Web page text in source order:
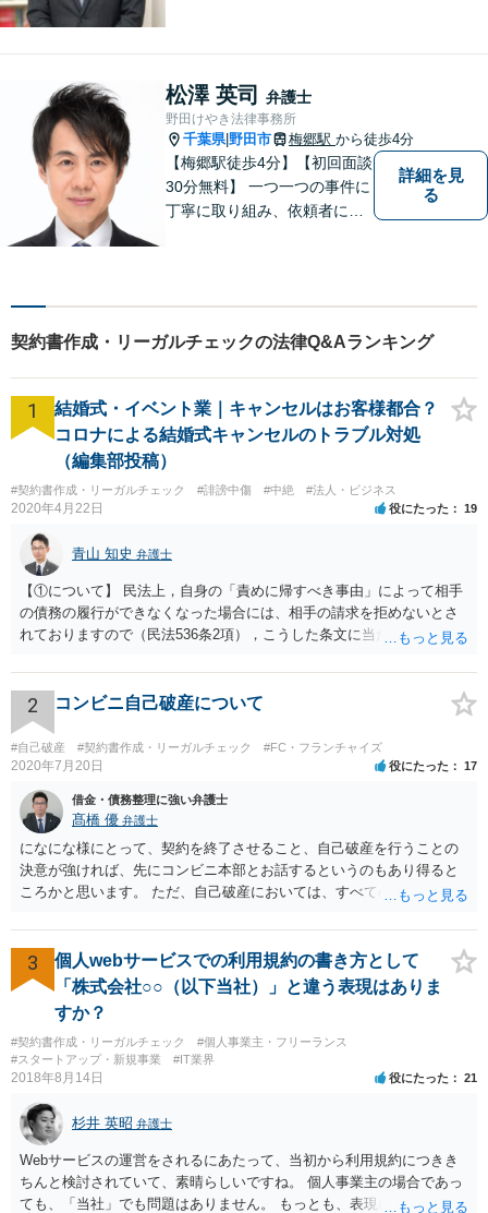
明確に判断をお示しし、問題
解決をサポートさせていただ
きますので、是非ご相談くだ
さい。
松澤 英司 弁護士
野田けやき法律事務所
千葉県| 野田市 梅郷駅 から徒歩4分
【梅郷駅徒歩4分】【初回面談
30分無料】 一つ一つの事件に
丁寧に取り組み、依頼者にと
す。
詳細を見
る
契約書作成・リーガルチェックの法律Q&Aランキング
1
結婚式・イベント業｜キャンセルはお客様都合？
コロナによる結婚式キャンセルのトラブル対処
（編集部投稿）
#契約書作成・リーガルチェック #誹謗中傷 #中絶 #法人・ビジネス
2020年4月22日 役にたった 19
青山 知史 弁護士
【①について】 民法上，自身の「責めに帰すべき事由」によって相手
の債務の履行ができなくなった場合には、相手の請求を拒めないとさ
れておりますので（民法536条2項），こうした条文に当たるかが問題
現在の各宣言や要請は，強制力のあるものではなく，震災等で対象施
設が滅失してしまった場合と異なり，挙式等自体が物理的に不可能に
なったとまではいえないかと思われます。こうした中で，顧客の判断
でキャンセルを申し出たとすれば，形式的には顧客側に帰責性があっ
たといえる可能性は考えられます。 一方で，実質的に考えた場合，集
会に供する施設等については，営業自粛を要請されているところ，結
婚式場等の施設についても，解釈によっては集会に供する施設の1つと
して，休止要請の対象と考える余地はあるかと思われます。 こうした
解釈を採った場合，強制力はないまでも，事実上挙式等の実施が困難
となる外部的要因があったとして，顧客の「責めに帰すべき事由」が
あるとまではいえず，結婚式場等からの請求が認められない可能性は
に全額の請求が不可能となっても，これまでに生じた費用や打合せ相
当分の報酬の範囲であれば，中途終了時の委任事務への報酬請求や不
当利得返還請求として，支払いを求められる可能性はあるかと思われ
ます（民法648条3項、703条等）。 【②について】 請求に応じてもら
えない場合，基本的には代理人を介した交渉や，法的手続きを取るこ
とになります。 もっとも，上述したように，全額の請求は，必ずしも
わず，協議によって適切な範囲での支払いに関する合意を目指す方が
良いかと思われます。 【③について】 事実か否かにかかわらず，相手
の社会的評価を損なうような投稿であれば，名誉毀損となり得ます。
こうした場合，プロバイダ等を通じて投稿の削除を求めたり，また
は，発信者自身の情報の開示を受けた上で，発進した当人に対する損
2 コンビニ自己破産について
#自己破産 #契約書作成・リーガルチェック #FC・フランチャイズ
2020年7月20日 役にたった 17
借金・債務整理に強い弁護士
髙橋 優 弁護士
になにな様にとって、契約を終了させること、自己破産を行うことの
決意が強ければ、先にコンビニ本部とお話するというのもあり得ると
ころかと思います。 ただ、自己破産においては、すべての債権者を公
扱うことが出来ないという点や財産の移転内容や時期によっては取り
戻す必要が出てくる等一定のリスクもございますので、もし契約を継
続するという選択肢がおありであれば、先に自己破産の相談というの
が適切かと思われます。 契約解約のご意思が固いところであれば、リ
スクを踏まえて進むしかないかと思いますので、本部との話が先であ
っても問題ないかと思います。
3
個人webサービスでの利用規約の書き方として
「株式会社○○（以下当社）」と違う表現はありま
すか？
#契約書作成・リーガルチェック
#個人事業主・フリーランス
#スタートアップ・新規事業
#IT業界
2018年8月14日 役にたった 21
杉井 英昭 弁護士
Webサービスの運営をされるにあたって、当初から利用規約につきき
ちんと検討されていて、素晴らしいですね。 個人事業主の場合であっ
ても、「当社」でも問題はありません。 もっとも、表現に違和感があ